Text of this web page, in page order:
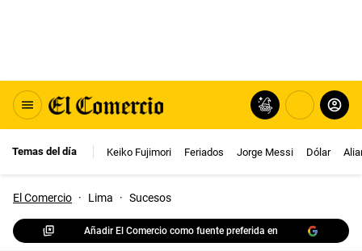
Temas del día Keiko Fujimori Feriados Jorge Messi Dólar
El Comercio · Lima · Sucesos
Añadir El Comercio como fuente preferida en